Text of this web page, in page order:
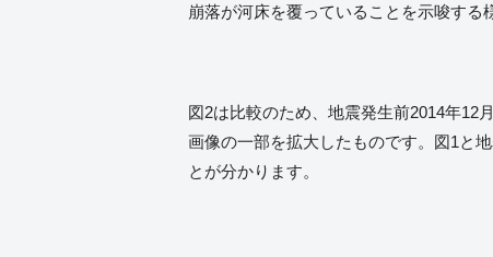
崩落が河床を覆っていることを示唆する
図2は比較のため、地震発生前2014年12
画像の一部を拡大したものです。図1と
とが分かります。